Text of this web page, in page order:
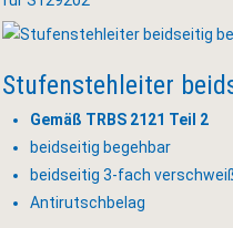
Stufenstehleiter
Gemäß TRBS 2121 Teil 2
beidseitig begehbar
beidseitig 3-fach
Antirutschbelag